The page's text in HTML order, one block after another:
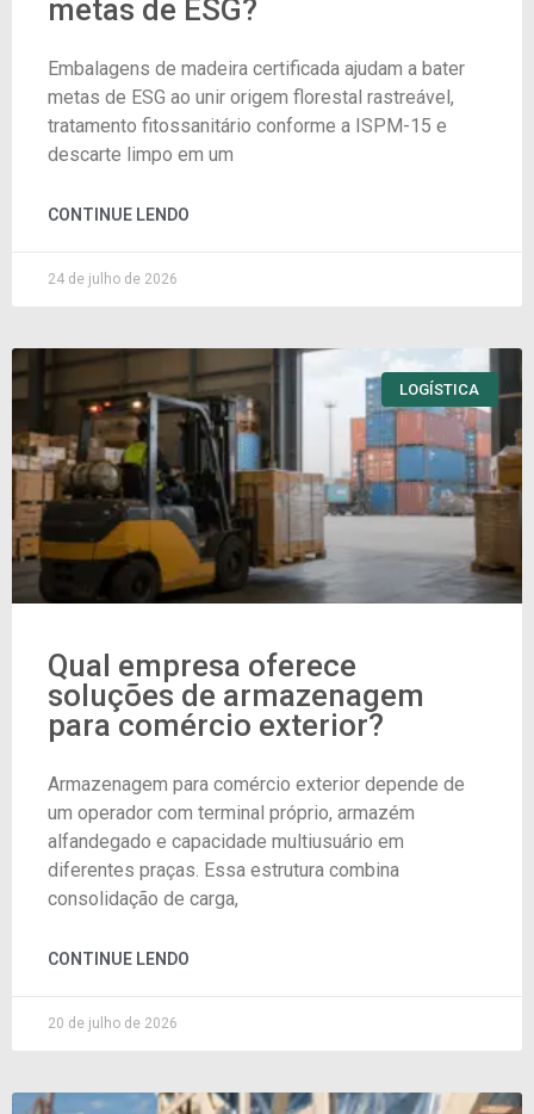
metas de ESG?
Embalagens de madeira certificada ajudam a bater
metas de ESG ao unir origem florestal rastreável,
tratamento fitossanitário conforme a ISPM-15 e
descarte limpo em um
CONTINUE LENDO
24 de julho de 2026
LOGÍSTICA
Qual empresa oferece
soluções de armazenagem
para comércio exterior?
Armazenagem para comércio exterior depende de
um operador com terminal próprio, armazém
alfandegado e capacidade multiusuário em
diferentes praças. Essa estrutura combina
consolidação de carga,
CONTINUE LENDO
20 de julho de 2026